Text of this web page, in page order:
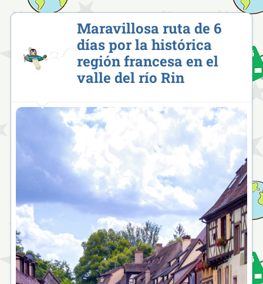
Maravillosa ruta de 6
días por la histórica
región francesa en el
valle del río Rin